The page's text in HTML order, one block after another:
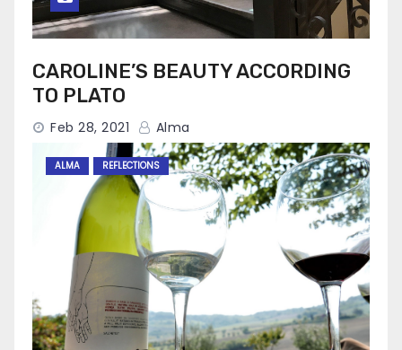
CAROLINE’S BEAUTY ACCORDING
TO PLATO
Feb 28, 2021 Alma
ALMA REFLECTIONS